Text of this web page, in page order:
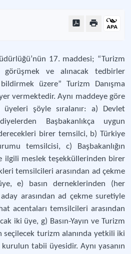
17. maddesi; “Turizm
ve alınacak tedbirler
üzere” Turizm Danışma
vermektedir. Aynı maddeye göre
üyeleri şöyle sıralanır: a) Devlet
Başbakanlıkça uygun
birer temsilci, b) Türkiye
temsilcisi, c) Başbakanlığın
ilgili meslek teşekküllerinden birer
temsilcileri arasından ad çekme
e) basın derneklerinden (her
arasından ad çekme suretiyle
acentaları temsilcileri arasından
iki üye, g) Basın-Yayın ve Turizm
seçilecek turizm alanında yetkili iki
tabii üyesidir. Aynı yasanın